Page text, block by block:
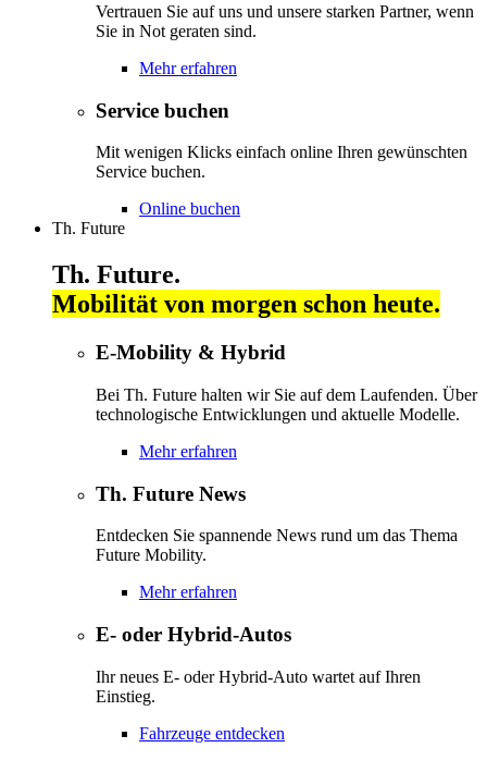
Vertrauen Sie auf uns und unsere starken Partner, wenn
Sie in Not geraten sind.
Mehr erfahren
Service buchen
Mit wenigen Klicks einfach online Ihren gewünschten
Service buchen.
Online buchen
Th. Future
Th. Future.
Mobilität von morgen schon heute.
E-Mobility & Hybrid
Bei Th. Future halten wir Sie auf dem Laufenden. Über
technologische Entwicklungen und aktuelle Modelle.
Mehr erfahren
Th. Future News
Entdecken Sie spannende News rund um das Thema
Future Mobility.
Mehr erfahren
E- oder Hybrid-Autos
Ihr neues E- oder Hybrid-Auto wartet auf Ihren
Einstieg.
Fahrzeuge entdecken